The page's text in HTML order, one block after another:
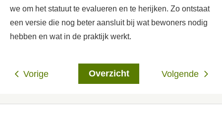
we om het statuut te evalueren en te herijken. Zo ontstaat
een versie die nog beter aansluit bij wat bewoners nodig
hebben en wat in de praktijk werkt.
Volgende
Overzicht
Vorige